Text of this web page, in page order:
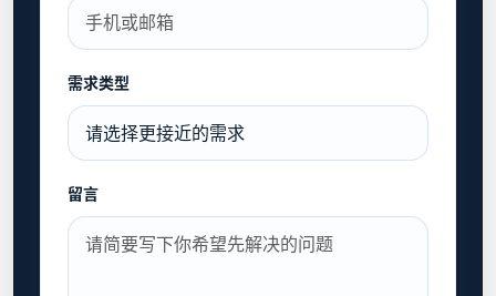
需求类型
留言